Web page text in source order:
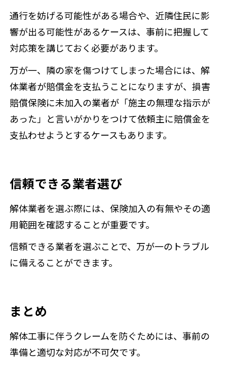
通行を妨げる可能性がある場合や、近隣住民に影
響が出る可能性があるケースは、事前に把握して
対応策を講じておく必要があります。
万が一、隣の家を傷つけてしまった場合には、解
体業者が賠償金を支払うことになりますが、損害
賠償保険に未加入の業者が「施主の無理な指示が
あった」と言いがかりをつけて依頼主に賠償金を
支払わせようとするケースもあります。
信頼できる業者選び
解体業者を選ぶ際には、保険加入の有無やその適
用範囲を確認することが重要です。
信頼できる業者を選ぶことで、万が一のトラブル
に備えることができます。
まとめ
解体工事に伴うクレームを防ぐためには、事前の
準備と適切な対応が不可欠です。